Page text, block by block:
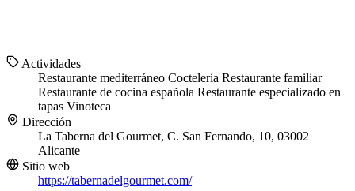
Actividades
Restaurante mediterráneo Coctelería Restaurante familiar
Restaurante de cocina española Restaurante especializado en
tapas Vinoteca
Dirección
La Taberna del Gourmet, C. San Fernando, 10, 03002
Alicante
Sitio web
https://tabernadelgourmet.com/